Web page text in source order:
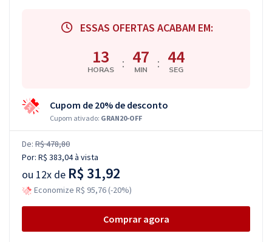
ESSAS OFERTAS ACABAM EM:
13
HORAS : 47
MIN : 43
SEG
Cupom de 20% de desconto
Cupom ativado: GRAN20-OFF
De: R$ 478,80
Por: R$ 383,04à vista
ou 12x de R$ 31,92
Economize R$ 95,76 (-20%)
Comprar agora